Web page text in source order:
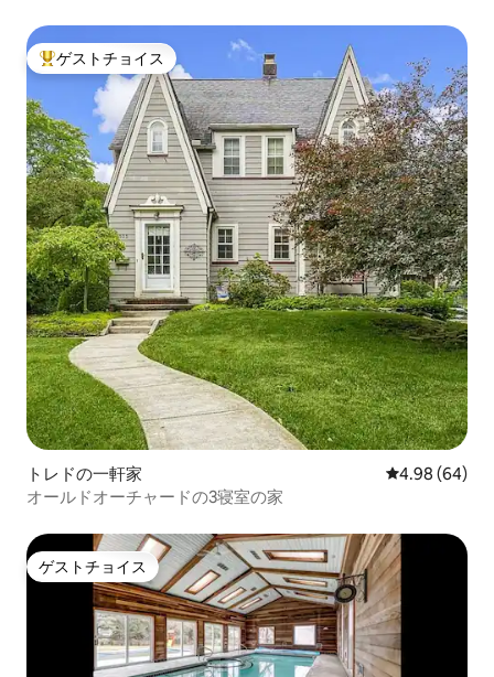
大好評のゲストチョイスです。
ゲストチョイス
トレドの一軒家 レビュー64件
4.98 (64)
オールドオーチャードの3寝室の家
ゲストチョイス
ゲストチョイス